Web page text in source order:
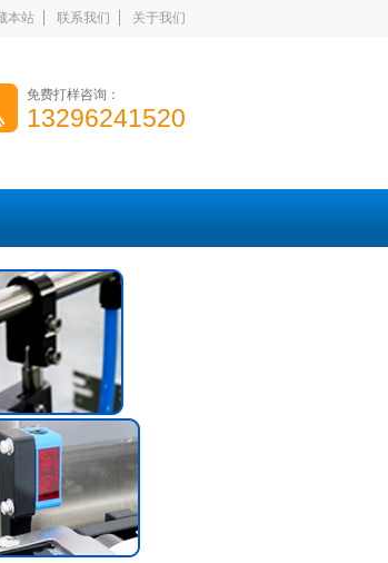
本站 联系我们 关于我们
免费打样咨询：
13296241520